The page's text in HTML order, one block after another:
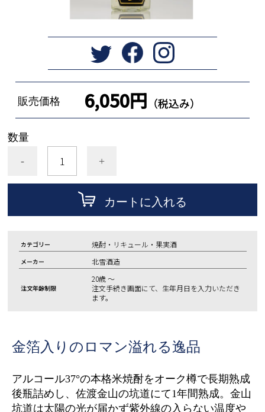
販売価格 6,050円 （税込み）
数量
-
+
カートに入れる
カテゴリー 焼酎・リキュール・果実酒
メーカー 北雪酒造
注文年齢制限
20歳 ～
注文手続き画面にて、生年月日を入力いただき
ます。
金箔入りのロマン溢れる逸品
アルコール37°の本格米焼酎をオーク樽で長期熟成
後瓶詰めし、佐渡金山の坑道にて1年間熟成。 金山
坑道は太陽の光が届かず紫外線の入らない温度や